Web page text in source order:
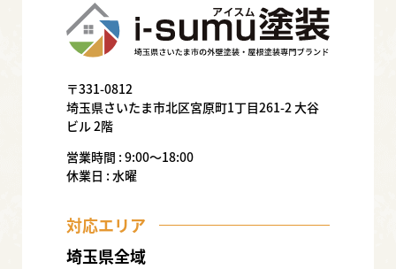
〒331-0812
埼玉県さいたま市北区宮原町1丁目261-2 大谷
ビル 2階
営業時間 : 9:00〜18:00
休業日 : 水曜
対応エリア
埼玉県全域